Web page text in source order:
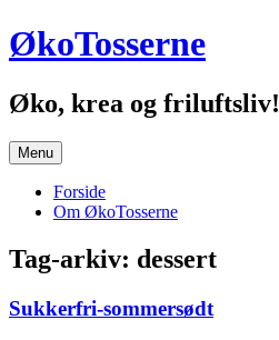
Hop
til
ØkoTosserne
Øko, krea og friluftsliv!
Menu
Forside
Om ØkoTosserne
Tag-arkiv: dessert
Sukkerfri-sommersødt